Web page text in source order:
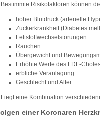
Bestimmte Risikofaktoren können
hoher Blutdruck (arterielle
Zuckerkrankheit (Diabetes
Fettstoffwechselstörungen
Rauchen
Übergewicht und
Erhöhte Werte des LDL-
erbliche Veranlagung
Geschlecht und Alter
Liegt eine Kombination
einer Koronaren